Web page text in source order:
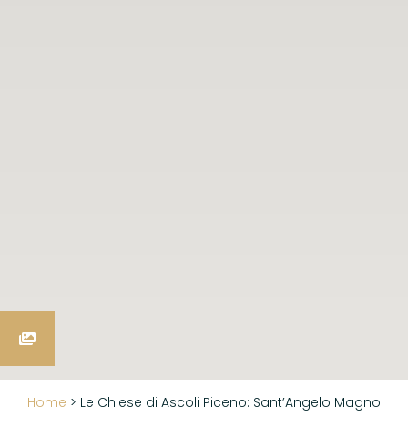
Home > Le Chiese di Ascoli Piceno: Sant’Angelo Magno